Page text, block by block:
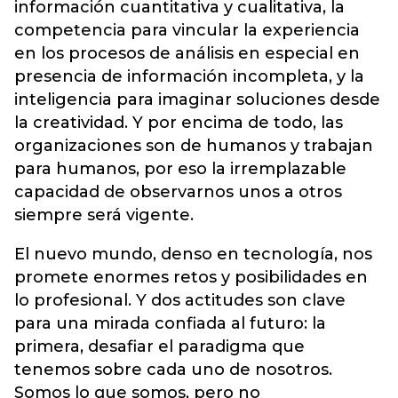
información cuantitativa y cualitativa, la
competencia para vincular la experiencia
en los procesos de análisis en especial en
presencia de información incompleta, y la
inteligencia para imaginar soluciones desde
la creatividad. Y por encima de todo, las
organizaciones son de humanos y trabajan
para humanos, por eso la irremplazable
capacidad de observarnos unos a otros
siempre será vigente.
El nuevo mundo, denso en tecnología, nos
promete enormes retos y posibilidades en
lo profesional. Y dos actitudes son clave
para una mirada confiada al futuro: la
primera, desafiar el paradigma que
tenemos sobre cada uno de nosotros.
Somos lo que somos, pero no